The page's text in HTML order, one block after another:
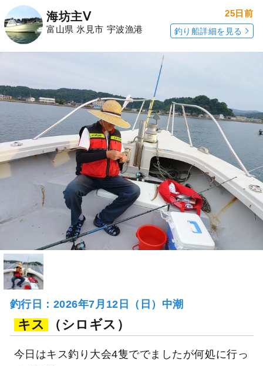
海坊主Ⅴ
富山県 氷見市 宇波漁港
25日前
釣り船詳細を見る
釣行日：2026年7月12日（日）中潮
キス （シロギス）
今日はキス釣り大会4隻ででましたが何処に行っ